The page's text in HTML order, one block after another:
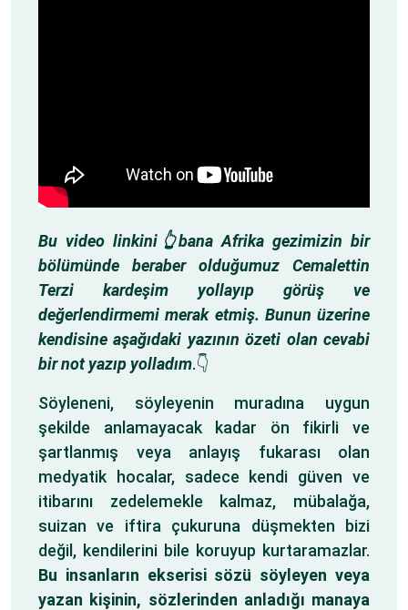
Bu video linkini👆bana Afrika gezimizin bir
bölümünde beraber olduğumuz Cemalettin
Terzi kardeşim yollayıp görüş ve
değerlendirmemi merak etmiş. Bunun üzerine
kendisine aşağıdaki yazının özeti olan cevabi
bir not yazıp yolladım.👇
Söyleneni, söyleyenin muradına uygun
şekilde anlamayacak kadar ön fikirli ve
şartlanmış veya anlayış fukarası olan
medyatik hocalar, sadece kendi güven ve
itibarını zedelemekle kalmaz, mübalağa,
suizan ve iftira çukuruna düşmekten bizi
değil, kendilerini bile koruyup kurtaramazlar.
Bu insanların ekserisi sözü söyleyen veya
yazan kişinin, sözlerinden anladığı manaya